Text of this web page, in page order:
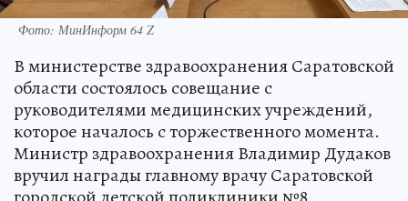
Фото: МинИнформ 64 Z
В министерстве здравоохранения Саратовской
области состоялось совещание с
руководителями медицинских учреждений,
которое началось с торжественного момента.
Министр здравоохранения Владимир Дудаков
вручил награды главному врачу Саратовской